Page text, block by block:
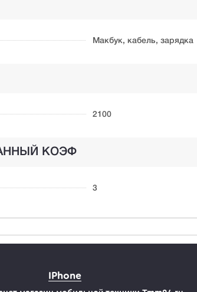
Макбук, кабель, зарядка
2100
КОЭФ
3
IPhone